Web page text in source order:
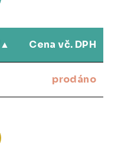
Cena vč. DPH
prodáno